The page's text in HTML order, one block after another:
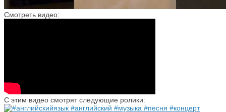
Смотреть видео:
С этим видео смотрят следующие ролики: